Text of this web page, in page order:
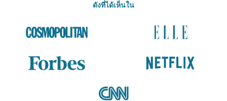
ดังที่ได้เห็นใน